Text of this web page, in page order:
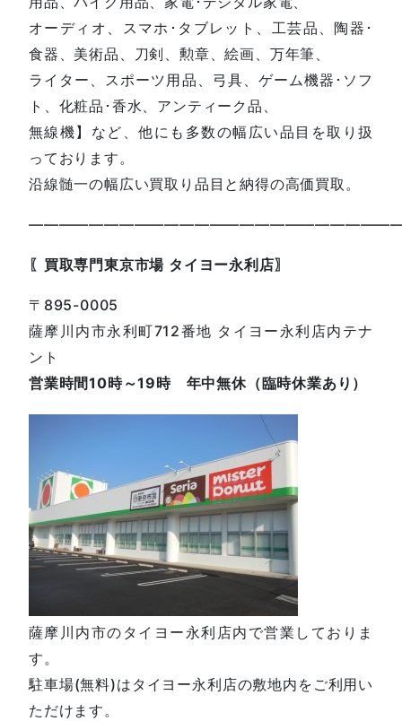
オーディオ、スマホ･タブレット、工芸品、陶器･
食器、美術品、刀剣、勲章、絵画、万年筆、
ライター、スポーツ用品、弓具、ゲーム機器･ソフ
ト、化粧品･香水、アンティーク品、
無線機】など、他にも多数の幅広い品目を取り扱
っております。
沿線髄一の幅広い買取り品目と納得の高価買取。
〖買取専門東京市場 タイヨー永利店〗
〒895-0005
薩摩川内市永利町712番地 タイヨー永利店内テナ
ント
営業時間10時～19時 年中無休（臨時休業あり）
薩摩川内市のタイヨー永利店内で営業しておりま
す。
駐車場(無料)はタイヨー永利店の敷地内をご利用い
ただけます。